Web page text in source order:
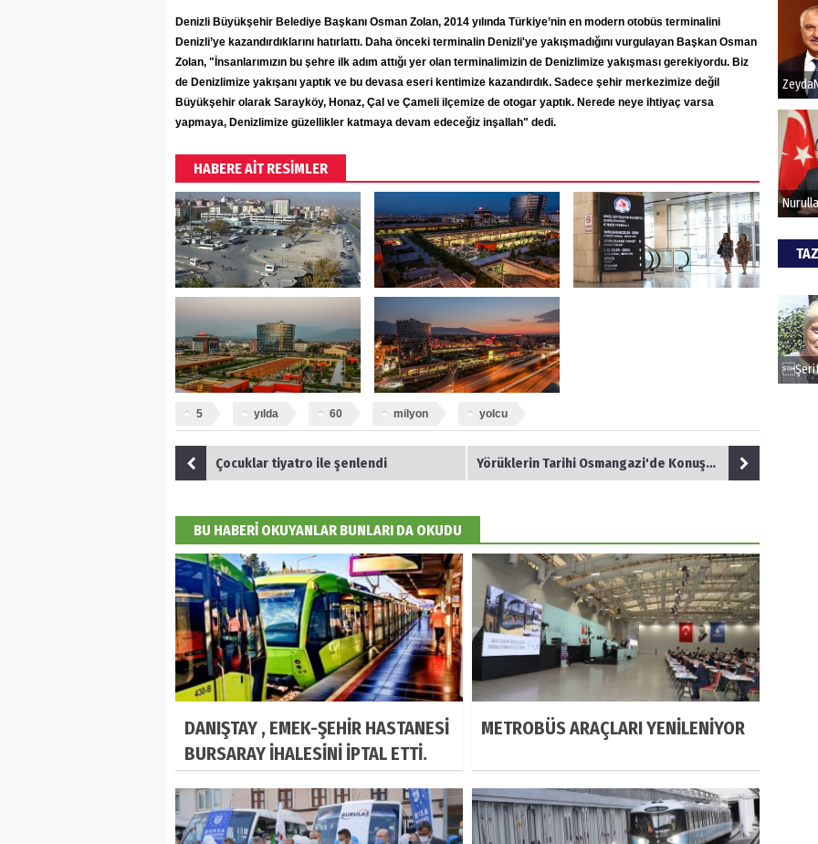
Denizli Büyükşehir Belediye Başkanı Osman Zolan, 2014 yılında Türkiye’nin en modern otobüs terminalini
Denizli’ye kazandırdıklarını hatırlattı. Daha önceki terminalin Denizli'ye yakışmadığını vurgulayan Başkan Osman
Zolan, "İnsanlarımızın bu şehre ilk adım attığı yer olan terminalimizin de Denizlimize yakışması gerekiyordu. Biz
de Denizlimize yakışanı yaptık ve bu devasa eseri kentimize kazandırdık. Sadece şehir merkezimize değil
Büyükşehir olarak Sarayköy, Honaz, Çal ve Çameli ilçemize de otogar yaptık. Nerede neye ihtiyaç varsa
yapmaya, Denizlimize güzellikler katmaya devam edeceğiz inşallah" dedi.
HABERE AİT RESİMLER
5 yılda 60 milyon yolcu
Çocuklar tiyatro ile şenlendi Yörüklerin Tarihi Osmangazi'de Konuşulacak
BU HABERİ OKUYANLAR BUNLARI DA OKUDU
DANIŞTAY , EMEK-ŞEHİR HASTANESİ
BURSARAY İHALESİNİ İPTAL ETTİ.
METROBÜS ARAÇLARI YENİLENİYOR
Bu